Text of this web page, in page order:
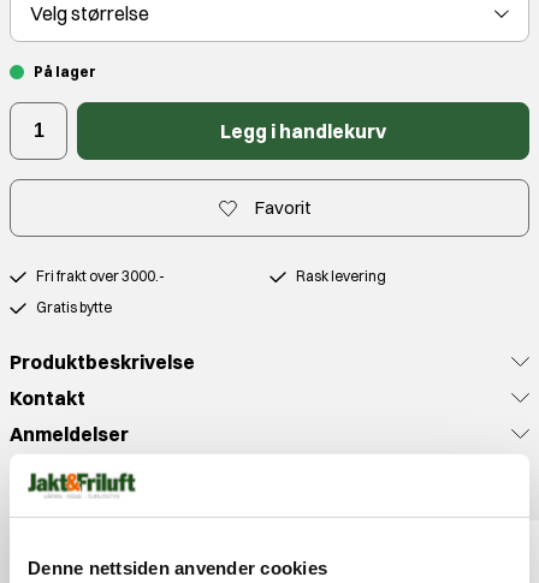
Denne nettsiden anvender cookies
Velgstørrelse
På lager
Legg i handlekurv
Favorit
Fri frakt over 3000.-
Rask levering
Gratis bytte
Produktbeskrivelse
Kontakt
Anmeldelser
Populære produkter